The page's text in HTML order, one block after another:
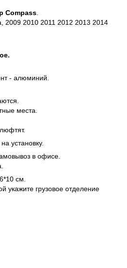
Compass
2009 2010 2011 2012 2013 2014
- алюминий.
места.
установку.
в офисе.
см.
укажите грузовое отделение